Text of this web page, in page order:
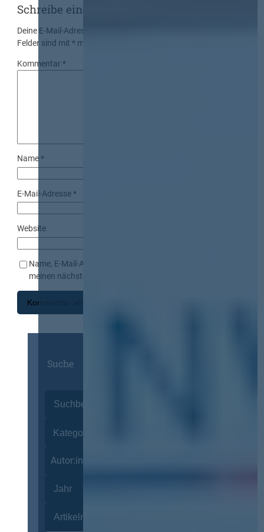
Schreibe einen Kommentar
Deine E-Mail-Adresse wird nicht veröffentlicht.
Felder sind mit* markiert
Kommentar*
Name*
E-Mail-Adresse*
Website
Name, E-Mail-Adresse und Website in diesem Browser für
meinen nächsten Kommentar speichern.
Suche
Autor:innen